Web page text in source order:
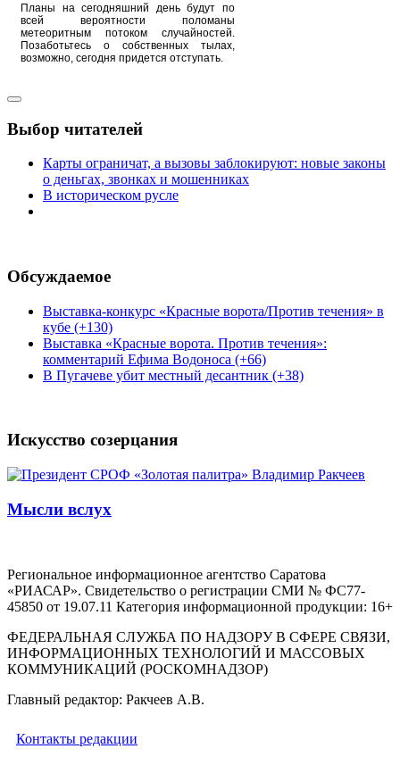
Планы на сегодняшний день будут по
всей вероятности поломаны
метеоритным потоком случайностей.
Позаботьтесь о собственных тылах,
возможно, сегодня придется отступать.
Выбор читателей
Карты ограничат, а вызовы заблокируют: новые законы
о деньгах, звонках и мошенниках
В историческом русле
Обсуждаемое
Выставка-конкурс «Красные ворота/Против течения» в
кубе (+130)
Выставка «Красные ворота. Против течения»:
комментарий Ефима Водоноса (+66)
В Пугачеве убит местный десантник (+38)
Искусство созерцания
Мысли вслух
Региональное информационное агентство Саратова
«РИАСАР». Свидетельство о регистрации СМИ № ФС77-
45850 от 19.07.11 Категория информационной продукции: 16+
ФЕДЕРАЛЬНАЯ СЛУЖБА ПО НАДЗОРУ В СФЕРЕ СВЯЗИ,
ИНФОРМАЦИОННЫХ ТЕХНОЛОГИЙ И МАССОВЫХ
КОММУНИКАЦИЙ (РОСКОМНАДЗОР)
Главный редактор: Ракчеев А.В.
Контакты редакции